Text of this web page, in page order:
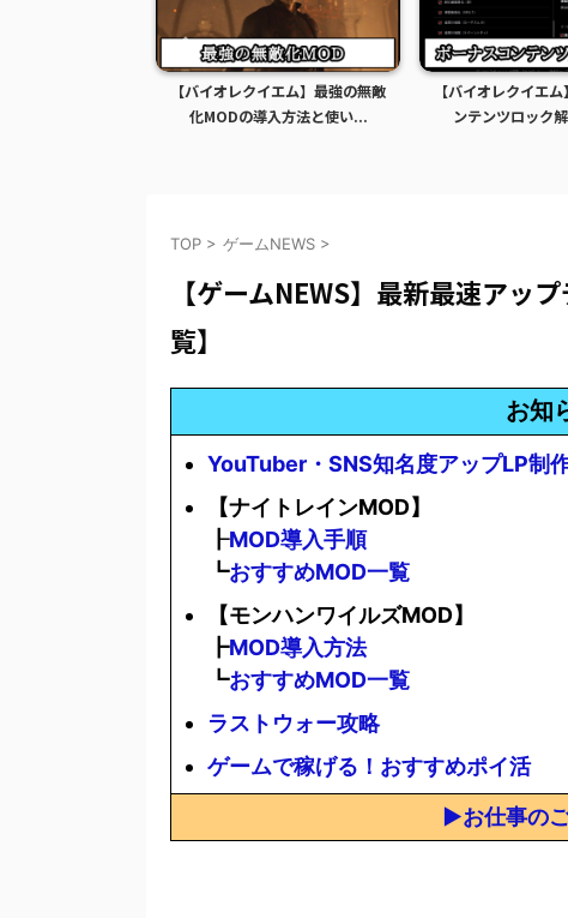
【バイオレクイエム】最強の無敵
化MODの導入方法と使い...
【バイオレクイエ
ンテンツロック
TOP > ゲームNEWS >
【ゲームNEWS】最新最速アッ
覧】
お知
YouTuber・SNS知名度アップLP制
【ナイトレインMOD】
┠MOD導入手順
┗おすすめMOD一覧
【モンハンワイルズMOD】
┣MOD導入方法
┗おすすめMOD一覧
ラストウォー攻略
ゲームで稼げる！おすすめポイ活
▶お仕事の